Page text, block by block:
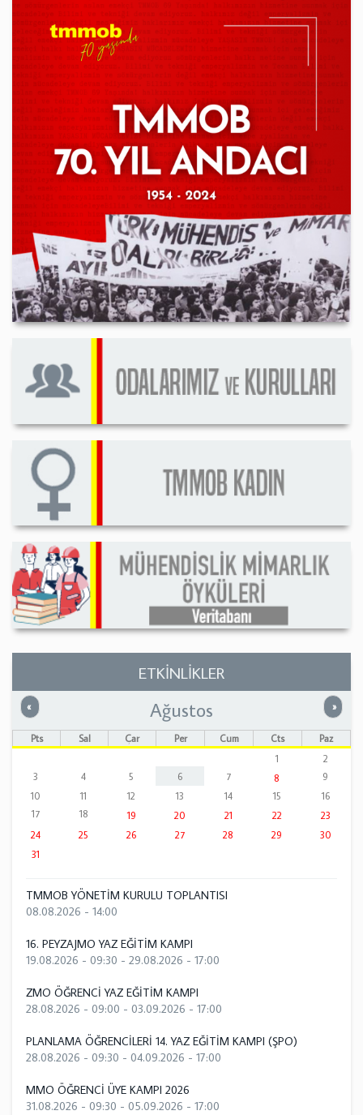
ETKİNLİKLER
« Önceki »
Ağustos
Pts Sal Çar Per Cum Cts
Paz
1
2
3
4 5 6 7 8
9
10
11 12 13 14 15
16
17
18 19 20 21 22
23
24
25 26 27 28 29
30
31
TMMOB YÖNETİM KURULU TOPLANTISI
08.08.2026 - 14:00
16. PEYZAJMO YAZ EĞİTİM KAMPI
19.08.2026 - 09:30 - 29.08.2026 - 17:00
ZMO ÖĞRENCİ YAZ EĞİTİM KAMPI
28.08.2026 - 09:00 - 03.09.2026 - 17:00
PLANLAMA ÖĞRENCİLERİ 14. YAZ EĞİTİM KAMPI (ŞPO)
28.08.2026 - 09:30 - 04.09.2026 - 17:00
MMO ÖĞRENCİ ÜYE KAMPI 2026
31.08.2026 - 09:30 - 05.09.2026 - 17:00